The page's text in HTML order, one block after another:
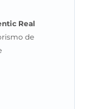
Real
de